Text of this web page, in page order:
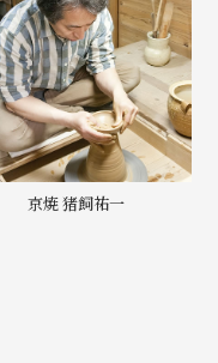
京焼 猪飼祐一